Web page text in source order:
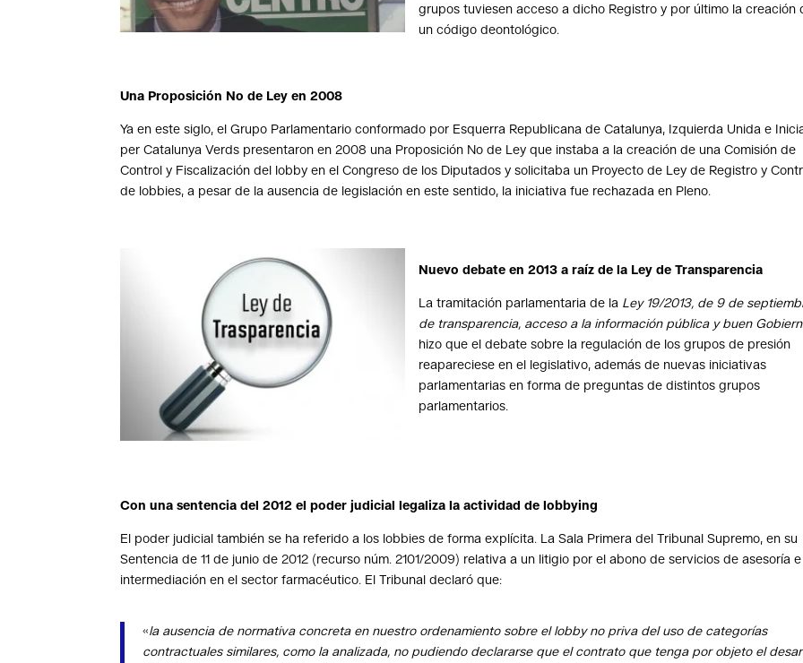
grupos tuviesen acceso a dicho Registro y por último la creación
un código deontológico.
Una Proposición No de Ley en 2008
Ya en este siglo, el Grupo Parlamentario conformado por Esquerra Republicana de Catalunya, Izquierda Unida e
per Catalunya Verds presentaron en 2008 una Proposición No de Ley que instaba a la creación de una Comisión de
Control y Fiscalización del lobby en el Congreso de los Diputados y solicitaba un Proyecto de Ley de Registro y
de lobbies, a pesar de la ausencia de legislación en este sentido, la iniciativa fue rechazada en Pleno.
Nuevo debate en 2013 a raíz de la Ley de Transparencia
La tramitación parlamentaria de la Ley 19/2013, de 9 de
de transparencia, acceso a la información pública y buen
hizo que el debate sobre la regulación de los grupos de presión
reapareciese en el legislativo, además de nuevas iniciativas
parlamentarias en forma de preguntas de distintos grupos
parlamentarios.
Con una sentencia del 2012 el poder judicial legaliza la actividad de lobbying
El poder judicial también se ha referido a los lobbies de forma explícita. La Sala Primera del Tribunal Supremo, en su
Sentencia de 11 de junio de 2012 (recurso núm. 2101/2009) relativa a un litigio por el abono de servicios de asesoría e
intermediación en el sector farmacéutico. El Tribunal declaró que:
«la ausencia de normativa concreta en nuestro ordenamiento sobre el lobby no priva del uso de categorías
contractuales similares, como la analizada, no pudiendo declararse que el contrato que tenga por objeto el